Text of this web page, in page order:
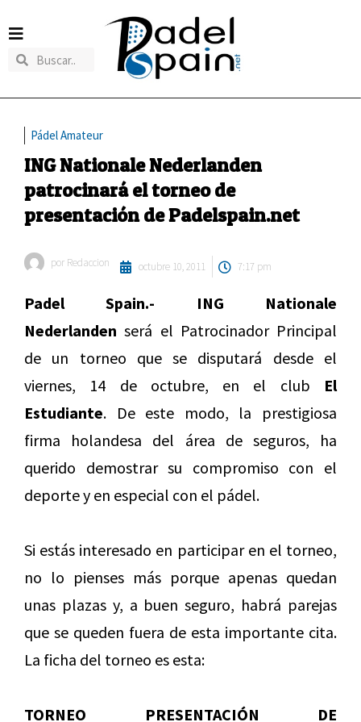
Pádel Amateur
ING Nationale Nederlanden
patrocinará el torneo de
presentación de Padelspain.net
por Redaccion octubre 10, 2011 7:17 pm
Padel Spain.-
ING Nationale
Nederlanden será el Patrocinador Principal
de un torneo que se disputará desde el
viernes, 14 de octubre, en el club El
Estudiante. De este modo, la prestigiosa
firma holandesa del área de seguros, ha
querido demostrar su compromiso con el
deporte y en especial con el pádel.
Si estás interesado en participar en el torneo,
no lo pienses más porque apenas quedan
unas plazas y, a buen seguro, habrá parejas
que se queden fuera de esta importante cita.
La ficha del torneo es esta:
TORNEO PRESENTACIÓN DE